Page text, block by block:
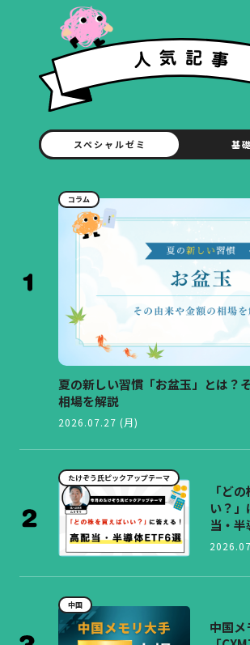
スペシャルゼミ 基
コラム
夏の新しい習慣「お盆玉」とは？
相場を解説
2026.07.27 (月)
たけぞう氏ピックアップテーマ
「ど
い？
当・
中国
中国メ